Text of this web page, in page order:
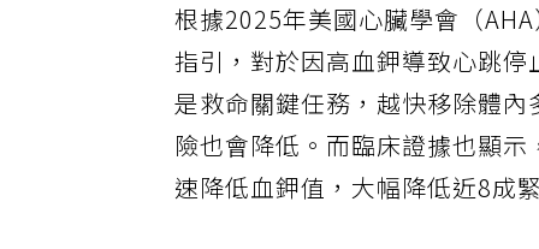
根據2025年美國心臟學會（
指引，對於因高血鉀導致心跳
是救命關鍵任務，越快移除體
險也會降低。而臨床證據也顯
速降低血鉀值，大幅降低近8成